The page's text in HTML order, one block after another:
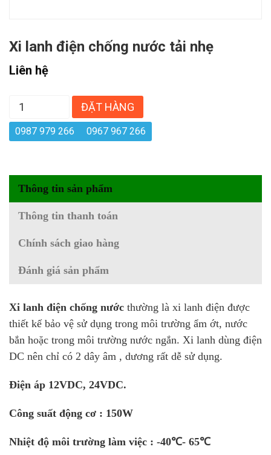
Xi lanh điện chống nước tải nhẹ
Liên hệ
ĐẶT HÀNG
0987 979 266 0967 967 266
Thông tin sản phẩm
Thông tin thanh toán
Chính sách giao hàng
Đánh giá sản phẩm
Xi lanh điện chống nước thường là xi lanh điện được
thiết kế bảo vệ sử dụng trong môi trường ẩm ớt, nước
bắn hoặc trong môi trường nước ngắn. Xi lanh dùng điện
DC nên chỉ có 2 dây âm , dương rất dễ sử dụng.
Điện áp 12VDC, 24VDC.
Công suất động cơ : 150W
Nhiệt độ môi trường làm việc : -40℃- 65℃